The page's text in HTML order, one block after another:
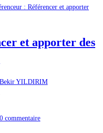
et apporter des
Bekir YILDIRIM
0 commentaire